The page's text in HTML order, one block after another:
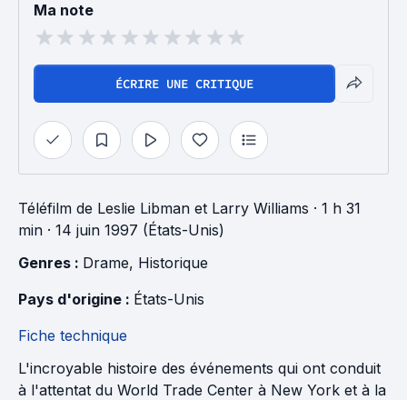
Ma note
ÉCRIRE UNE CRITIQUE
Téléfilm de Leslie Libman et Larry Williams · 1 h 31
min · 14 juin 1997 (États-Unis)
Genres : Drame, Historique
Pays d'origine : États-Unis
Fiche technique
L'incroyable histoire des événements qui ont conduit
à l'attentat du World Trade Center à New York et à la